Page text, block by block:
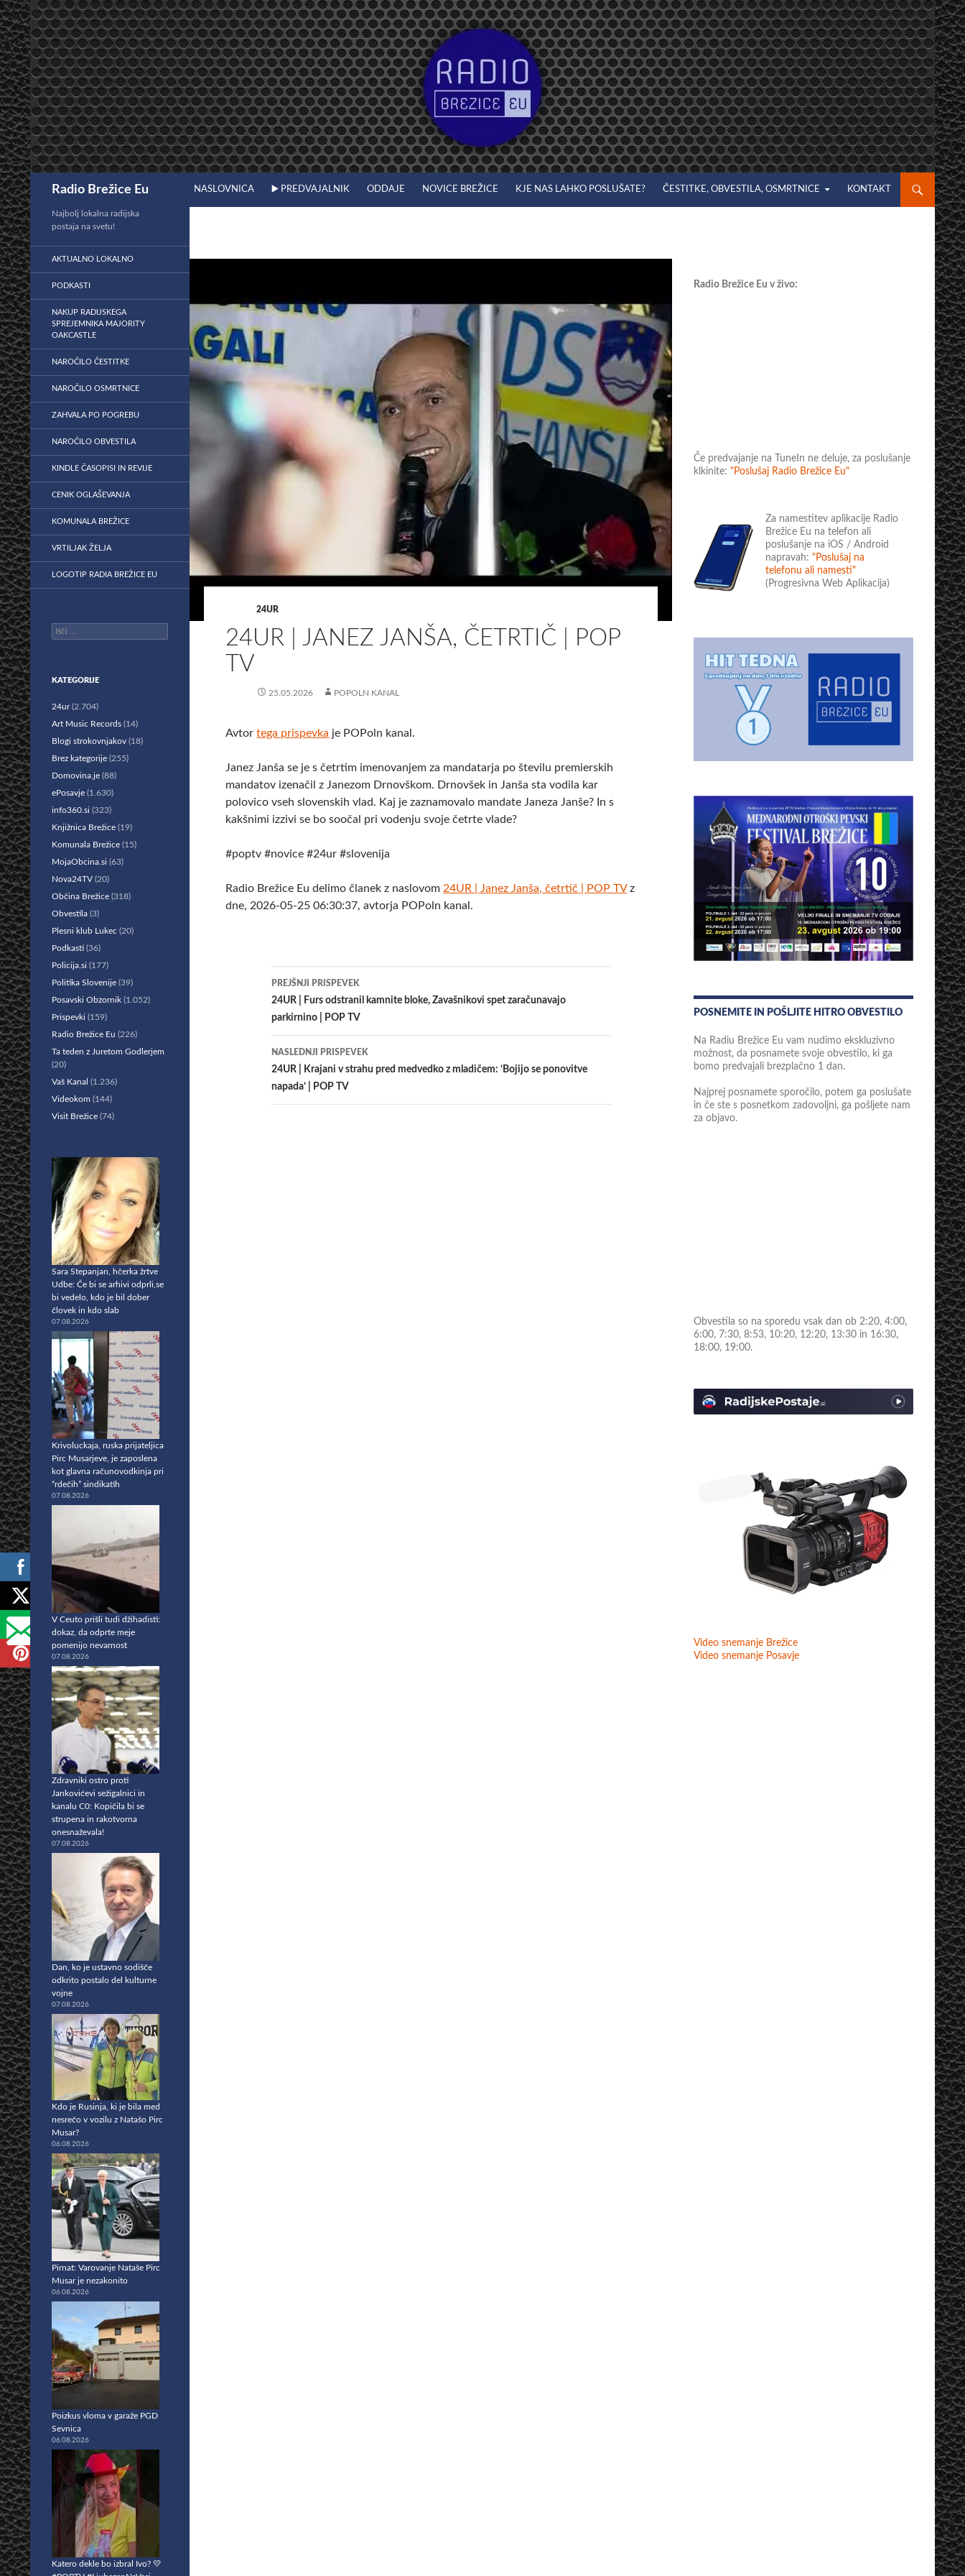
Preskoči
na
vsebino
Radio Brežice Eu NASLOVNICA ▶️ PREDVAJALNIK ODDAJE NOVICE BREŽICE KJE NAS LAHKO POSLUŠATE? ČESTITKE, OBVESTILA, OSMRTNICE KONTAKT
24UR
24UR | JANEZ JANŠA, ČETRTIČ | POP
TV
25.05.2026 POPOLN KANAL
Avtortega prispevka je POPoln kanal.
Janez Janša se je s četrtim imenovanjem za mandatarja po številu premierskih
mandatov izenačil z Janezom Drnovškom. Drnovšek in Janša sta vodila kar
polovico vseh slovenskih vlad. Kaj je zaznamovalo mandate Janeza Janše? In s
kakšnimi izzivi se bo soočal pri vodenju svoje četrte vlade?
#poptv #novice #24ur #slovenija
Radio Brežice Eu delimo članek z naslovom 24UR | Janez Janša, četrtič | POP TVz
dne, 2026-05-25 06:30:37, avtorja POPoln kanal.
Krmarjenje
po
prispevkih
PREJŠNJI PRISPEVEK
24UR | Furs odstranil kamnite bloke, Zavašnikovi spet zaračunavajo
parkirnino | POP TV
NASLEDNJI PRISPEVEK
24UR | Krajani v strahu pred medvedko z mladičem: ‘Bojijo se ponovitve
napada’ | POP TV
Radio Brežice Eu v živo:
Če predvajanje na TuneIn ne deluje, za poslušanje
klkinite: "Poslušaj Radio Brežice Eu"
Za namestitev aplikacije Radio
Brežice Eu na telefon ali
poslušanje na iOS / Android
napravah: "Poslušaj na
telefonu ali namesti"
(Progresivna Web Aplikacija)
POSNEMITE IN POŠLJITE HITRO OBVESTILO
Na Radiu Brežice Eu vam nudimo ekskluzivno
možnost, da posnamete svoje obvestilo, ki ga
bomo predvajali brezplačno 1 dan.
Najprej posnamete sporočilo, potem ga poslušate
in če ste s posnetkom zadovoljni, ga pošljete nam
za objavo.
Obvestila so na sporedu vsak dan ob 2:20, 4:00,
6:00, 7:30, 8:53, 10:20, 12:20, 13:30 in 16:30,
18:00, 19:00.
Video snemanje Brežice
Video snemanje Posavje
Najbolj lokalna radijska
postaja na svetu!
AKTUALNO LOKALNO
PODKASTI
NAKUP RADIJSKEGA
SPREJEMNIKA MAJORITY
OAKCASTLE
NAROČILO ČESTITKE
NAROČILO OSMRTNICE
ZAHVALA PO POGREBU
NAROČILO OBVESTILA
KINDLE ČASOPISI IN REVIJE
CENIK OGLAŠEVANJA
KOMUNALA BREŽICE
VRTILJAK ŽELJA
LOGOTIP RADIA BREŽICE EU
Išči:
KATEGORIJE
24ur(2.704)
Art Music Records (14)
Blogi strokovnjakov (18)
Brez kategorije (255)
Domovina.je (88)
ePosavje (1.630)
info360.si (323)
Knjižnica Brežice (19)
Komunala Brežice (15)
MojaObcina.si (63)
Nova24TV (20)
Občina Brežice (318)
Obvestila (3)
Plesni klub Lukec (20)
Podkasti (36)
Policija.si (177)
Politika Slovenije (39)
Posavski Obzornik (1.052)
Prispevki (159)
Radio Brežice Eu (226)
Ta teden z Juretom Godlerjem
(20)
Vaš Kanal (1.236)
Videokom (144)
Visit Brežice (74)
Sara Stepanjan, hčerka žrtve
Udbe: Če bi se arhivi odprli,se
bi vedelo, kdo je bil dober
človek in kdo slab
07.08.2026
Krivoluckaja, ruska prijateljica
Pirc Musarjeve, je zaposlena
kot glavna računovodkinja pri
“rdečih” sindikatih
07.08.2026
V Ceuto prišli tudi džihadisti:
dokaz, da odprte meje
pomenijo nevarnost
07.08.2026
Zdravniki ostro proti
Jankovićevi sežigalnici in
kanalu C0: Kopičila bi se
strupena in rakotvorna
onesnaževala!
07.08.2026
Dan, ko je ustavno sodišče
odkrito postalo del kulturne
vojne
07.08.2026
Kdo je Rusinja, ki je bila med
nesrečo v vozilu z Natašo Pirc
Musar?
06.08.2026
Pirnat: Varovanje Nataše Pirc
Musar je nezakonito
06.08.2026
Poizkus vloma v garaže PGD
Sevnica
06.08.2026
Katero dekle bo izbral Ivo? 💛